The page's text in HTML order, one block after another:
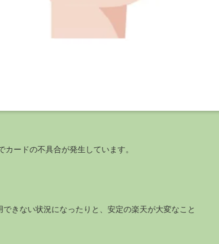
ードの不具合が発生しています。
きない状況になったりと、安定の楽天が大変なこと